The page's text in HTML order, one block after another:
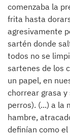
comenzaba la
frita hasta
agresivamente
sartén donde
todos no se
sartenes de los
un papel, en
chorrear grasa
perros). (...) a la
hambre,
definían como